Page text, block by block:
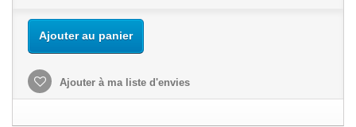
Ajouter au panier
Ajouter à ma liste d'envies